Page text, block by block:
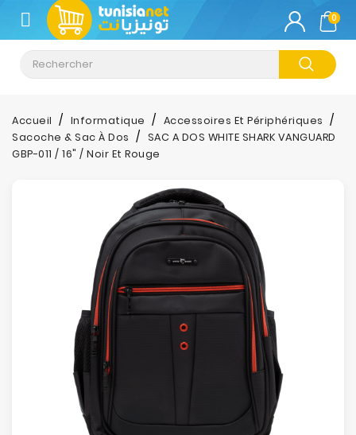
CATÉGORIE
Climatisation
Informatique
Téléphonie
Electroménager
Bureautique
0
Accueil Informatique
Accessoires Et Périphériques
Sacoche & Sac À Dos
SAC A DOS WHITE SHARK VANGUARD
GBP-011 / 16" / Noir Et Rouge